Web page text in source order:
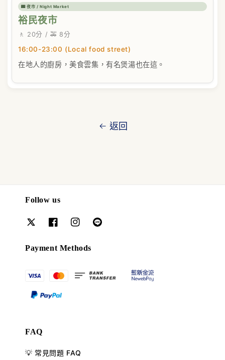
🌃 夜市 / Night Market
裕民夜市
🚶 20分 / 🚕 8分
16:00-23:00 (Local food street)
在地人的廚房，美食雲集，有名煲湯也在這。
返回
Follow us
Payment Methods
FAQ
💡 常見問題 FAQ